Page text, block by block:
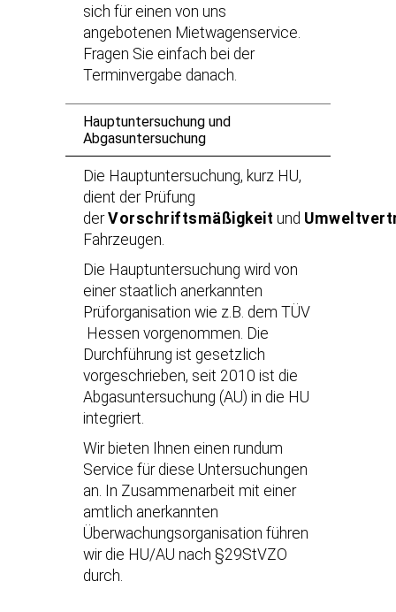
sich für einen von uns
angebotenen Mietwagenservice.
Fragen Sie einfach bei der
Terminvergabe danach.
Hauptuntersuchung und
Abgasuntersuchung
Die Hauptuntersuchung, kurz HU,
dient der Prüfung
derVorschriftsmäßigkeit und
Fahrzeugen.
Die Hauptuntersuchung wird von
einer staatlich anerkannten
Prüforganisation wie z.B. dem TÜV
Hessen vorgenommen. Die
Durchführung ist gesetzlich
vorgeschrieben, seit 2010 ist die
Abgasuntersuchung (AU) in die HU
integriert.
Wir bieten Ihnen einen rundum
Service für diese Untersuchungen
an. In Zusammenarbeit mit einer
amtlich anerkannten
Überwachungsorganisation führen
wir die HU/AU nach §29StVZO
durch.